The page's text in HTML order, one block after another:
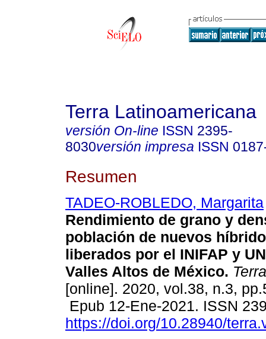
Terra Latinoamericana
versión On-line ISSN 2395-
8030versión impresa ISSN
Resumen
TADEO-ROBLEDO, Margarita
Rendimiento de grano y
población de nuevos
liberados por el INIFAP y
Valles Altos de México.
[online]. 2020, vol.38, n.3,
Epub 12-Ene-2021. ISSN
https://doi.org/10.28940/